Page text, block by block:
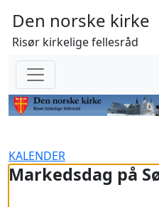
Den norske kirke
Risør kirkelige fellesråd
KALENDER
Markedsdag på